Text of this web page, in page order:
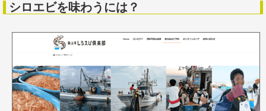
シロエビを味わうには？